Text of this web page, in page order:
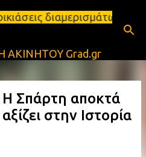
περιεχόμενο
Σπάρτη και
ΑΚΙΝΗΤΟΥ Grad.gr
Σπάρτη αποκτά
στην Ιστορία